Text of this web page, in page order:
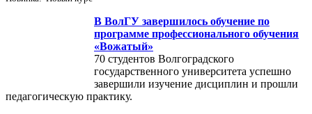
В ВолГУ завершилось обучение по
программе профессионального обучения
«Вожатый»
70 студентов Волгоградского
государственного университета успешно
завершили изучение дисциплин и прошли
педагогическую практику.